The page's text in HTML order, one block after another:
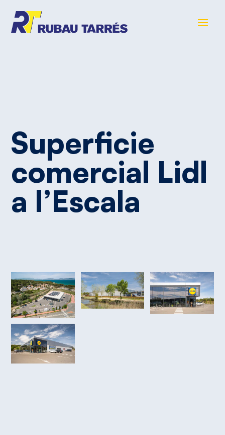
Superficie
comercial Lidl
a l’Escala